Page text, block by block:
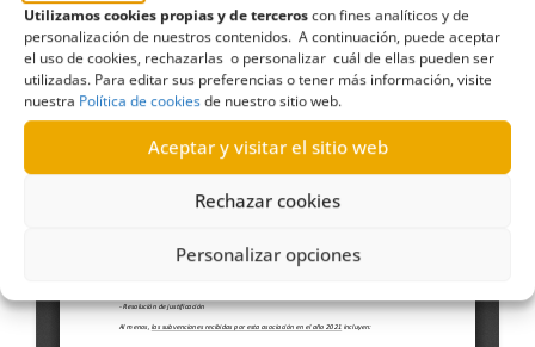
Utilizamos cookies propias y de terceroscon fines analíticos y de
personalización de nuestros contenidos. A continuación, puede aceptar
el uso de cookies, rechazarlas o personalizar cuál de ellas pueden ser
utilizadas. Para editar sus preferencias o tener más información, visite
nuestra Política de cookiesde nuestro sitio web.
Aceptar y visitar el sitio web
Rechazar cookies
Personalizar opciones